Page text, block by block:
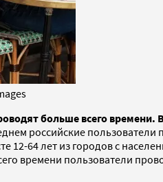
больше всего времени.
российские
64 лет из городов с
времени пользователи